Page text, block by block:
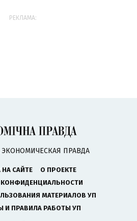
РЕКЛАМА:
ЭКОНОМИЧЕСКАЯ ПРАВДА
САЙТЕ
О ПРОЕКТЕ
МАТЕРИАЛОВ УП
И ПРАВИЛА РАБОТЫ УП